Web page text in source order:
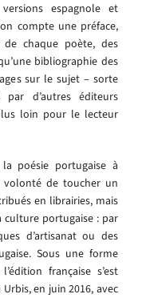
espagnole et
compte une préface,
chaque poète, des
bibliographie des
sur le sujet – sorte
d’autres éditeurs
loin pour le lecteur
poésie portugaise à
volonté de toucher un
en librairies, mais
culture portugaise : par
d’artisanat ou des
Sous une forme
française s’est
en juin 2016, avec